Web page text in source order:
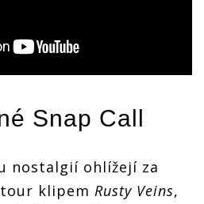
Snap Call
nostalgií ohlížejí za
klipem Rusty Veins,